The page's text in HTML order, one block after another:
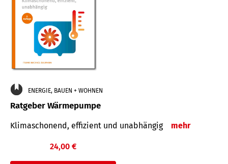
ENERGIE, BAUEN + WOHNEN
Ratgeber Wärmepumpe
Klimaschonend, effizient und unabhängig mehr
24,00 €